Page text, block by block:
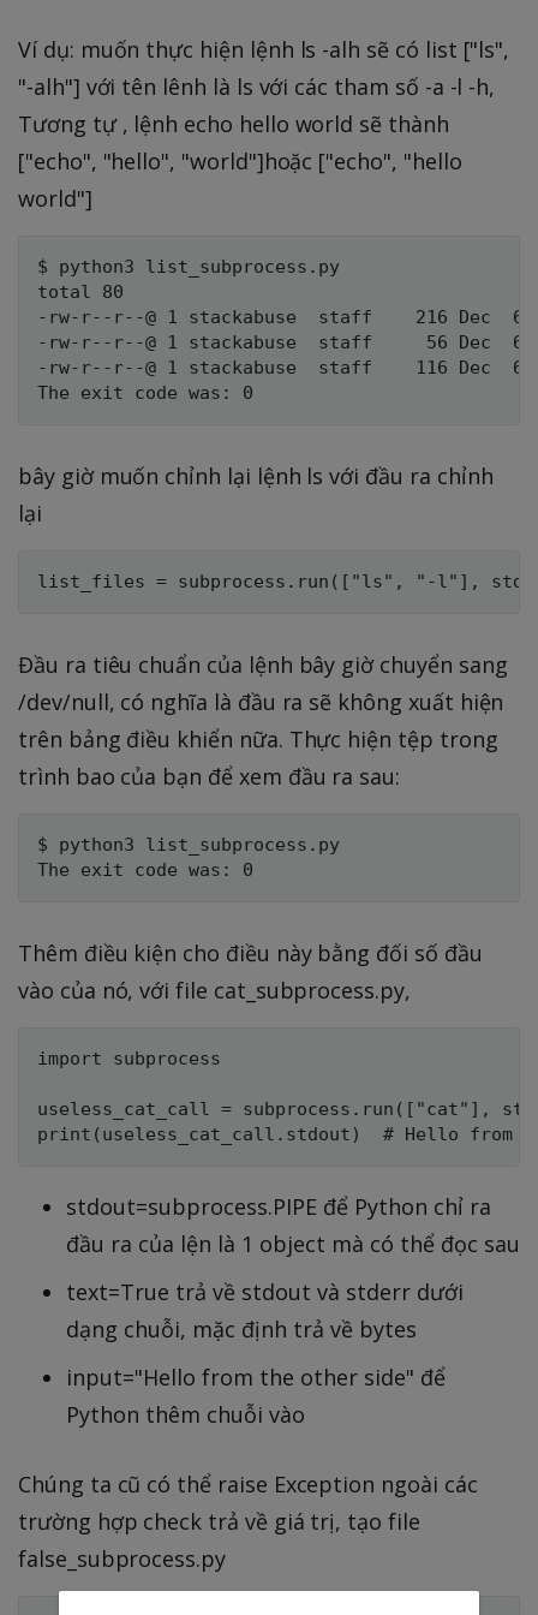
Ví dụ: muốn thực hiện lệnh ls -alh sẽ có list ["ls",
"-alh"] với tên lênh là ls với các tham số -a -l -h,
Tương tự , lệnh echo hello world sẽ thành
["echo", "hello", "world"]hoặc ["echo", "hello
world"]
$ python3 list_subprocess.py
total 80
-rw-r--r--@ 1 stackabuse  staff    216 Dec  6
-rw-r--r--@ 1 stackabuse  staff     56 Dec  6
-rw-r--r--@ 1 stackabuse  staff    116 Dec  6
bây giờ muốn chỉnh lại lệnh ls với đầu ra chỉnh
lại
Đầu ra tiêu chuẩn của lệnh bây giờ chuyển sang
/dev/null, có nghĩa là đầu ra sẽ không xuất hiện
trên bảng điều khiển nữa. Thực hiện tệp trong
trình bao của bạn để xem đầu ra sau:
$ python3 list_subprocess.py
Thêm điều kiện cho điều này bằng đối số đầu
vào của nó, với file cat_subprocess.py,
import subprocess
useless_cat_call = subprocess.run(["cat"],
stdout=subprocess.PIPE để Python chỉ ra
đầu ra của lện là 1 object mà có thể đọc sau
text=True trả về stdout và stderr dưới
dạng chuỗi, mặc định trả về bytes
input="Hello from the other side" để
Python thêm chuỗi vào
Chúng ta cũ có thể raise Exception ngoài các
trường hợp check trả về giá trị, tạo file
false_subprocess.py